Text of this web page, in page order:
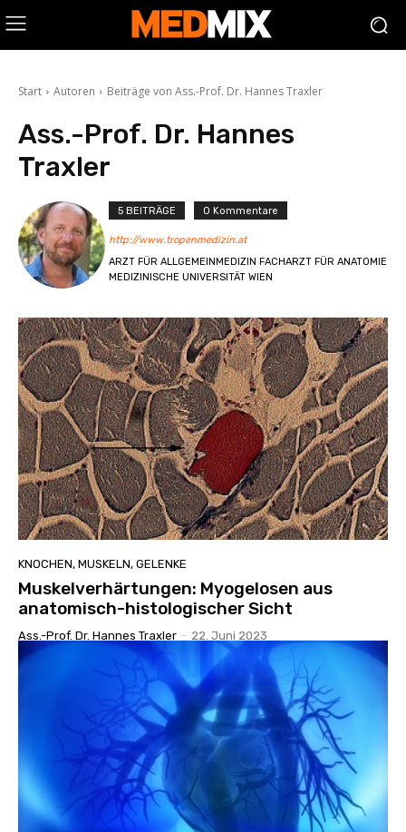
Start Autoren Beiträge von Ass.-Prof. Dr. Hannes Traxler
Ass.-Prof. Dr. Hannes
Traxler
5 BEITRÄGE 0 Kommentare
http://www.tropenmedizin.at
ARZT FÜR ALLGEMEINMEDIZIN FACHARZT FÜR ANATOMIE
MEDIZINISCHE UNIVERSITÄT WIEN
KNOCHEN, MUSKELN, GELENKE
Muskelverhärtungen: Myogelosen aus
anatomisch-histologischer Sicht
Ass.-Prof. Dr. Hannes Traxler - 22. Juni 2023